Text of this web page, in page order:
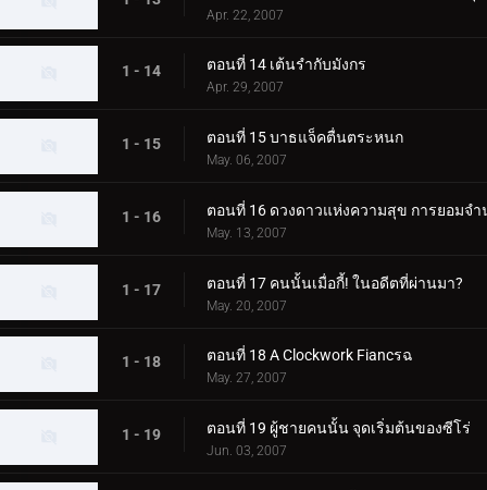
Apr. 22, 2007
1 - 14 ตอนที่ 14 เต้นรำกับมังกร
Apr. 29, 2007
1 - 15 ตอนที่ 15 บาธแจ็คตื่นตระหนก
May. 06, 2007
1 - 16 ตอนที่ 16 ดวงดาวแห่งความสุข การยอมจ
May. 13, 2007
1 - 17 ตอนที่ 17 คนนั้นเมื่อกี้! ในอดีตที่ผ่านมา?
May. 20, 2007
1 - 18 ตอนที่ 18 A Clockwork Fiancรฉ
May. 27, 2007
1 - 19 ตอนที่ 19 ผู้ชายคนนั้น จุดเริ่มต้นของซีโร่
Jun. 03, 2007